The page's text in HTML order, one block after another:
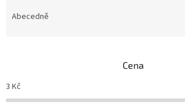
o
d
Abecedně
Cena
3 Kč